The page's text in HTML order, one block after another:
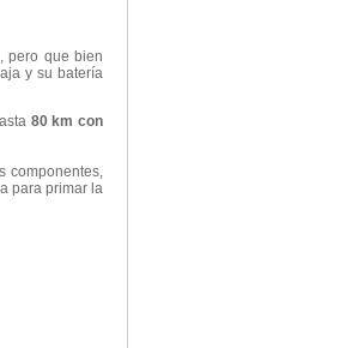
pero que bien
y su batería
80 km con
componentes,
para primar la